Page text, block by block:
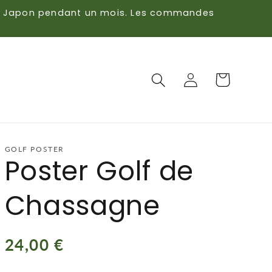
pendant un mois. Les commandes
ConnexionPanier
GOLF POSTER
Poster Golf de
Chassagne
Prix
24,00 €